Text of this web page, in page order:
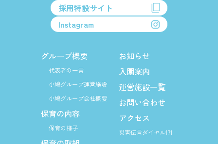
採用特設サイト
Instagram
グループ概要
代表者の一言
小鳩グループ運営施設
小鳩グループ会社概要
保育の内容
保育の様子
お知らせ
入園案内
運営施設一覧
お問い合わせ
アクセス
災害伝言ダイヤル171